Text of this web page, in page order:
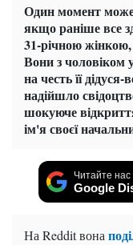
Один момент може
якщо раніше все
31-річною
Вони з чоловіком
на честь її
надійшло
шокуюче
ім'я своєї
Читайте нас
Google
На Reddit вона